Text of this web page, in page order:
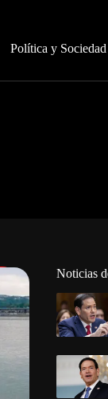
Política y Sociedad
Noticias